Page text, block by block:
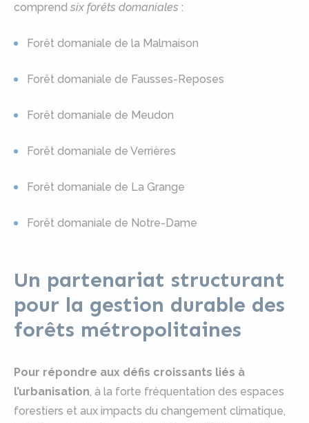
comprend six forêts domaniales :
Forêt domaniale de la Malmaison
Forêt domaniale de Fausses-Reposes
Forêt domaniale de Meudon
Forêt domaniale de Verrières
Forêt domaniale de La Grange
Forêt domaniale de Notre-Dame
Un partenariat structurant
pour la gestion durable des
forêts métropolitaines
Pour répondre aux défis croissants liés à
l’urbanisation, à la forte fréquentation des espaces
forestiers et aux impacts du changement climatique,